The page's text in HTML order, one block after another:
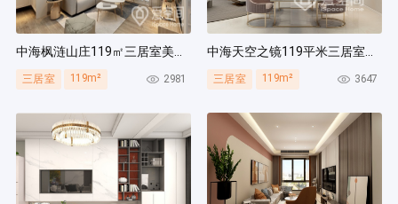
中海枫涟山庄119㎡三居室美式风装修案例
三居室 119m² 2981
中海天空之镜119平米三居室北欧风装修案例
三居室 119m² 3647